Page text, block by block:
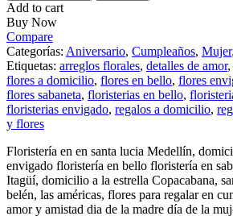
Add to cart
Buy Now
Compare
Categorías: Aniversario, Cumpleaños, Mujer,
Etiquetas: arreglos florales, detalles de amor,
flores a domicilio, flores en bello, flores
flores sabaneta, floristerias en bello,
floristerias envigado, regalos a domicilio,
y flores
Floristería en en santa lucia Medellín,
envigado floristería en bello floristería en
Itagüí, domicilio a la estrella Copacabana,
belén, las américas, flores para regalar en
amor y amistad dia de la madre día de la